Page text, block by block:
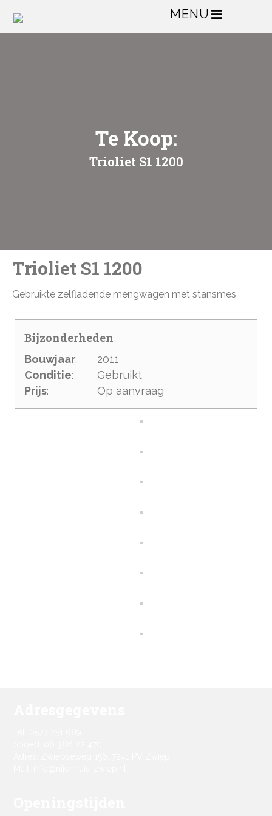
MENU
Te Koop:
Trioliet S1 1200
Trioliet S1 1200
Gebruikte zelfladende mengwagen met stansmes
Bijzonderheden
Bouwjaar:
2011
Conditie:
Gebruikt
Prijs: Op aanvraag